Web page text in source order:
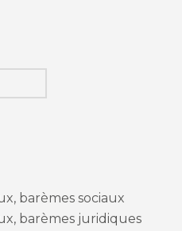
barèmes sociaux
barèmes juridiques